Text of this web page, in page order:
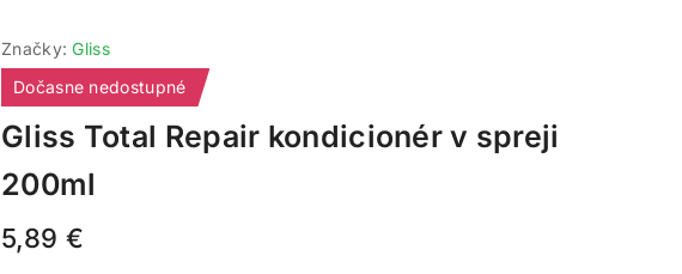
Značky:Gliss
Dočasne nedostupné
Gliss Total Repair kondicionér v spreji
200ml
5,89 €